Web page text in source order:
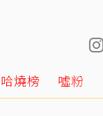
哈燒榜 噓粉